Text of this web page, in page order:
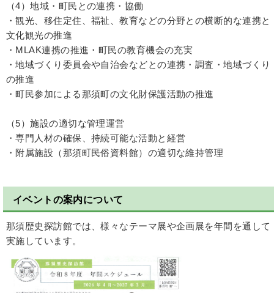
（4）地域・町民との連携・協働
・観光、移住定住、福祉、教育などの分野との横断的な連携と
文化観光の推進
・MLAK連携の推進・町民の教育機会の充実
・地域づくり委員会や自治会などとの連携・調査・地域づくり
の推進
・町民参加による那須町の文化財保護活動の推進
（5）施設の適切な管理運営
・専門人材の確保、持続可能な活動と経営
・附属施設（那須町民俗資料館）の適切な維持管理
イベントの案内について
那須歴史探訪館では、様々なテーマ展や企画展を年間を通して
実施しています。